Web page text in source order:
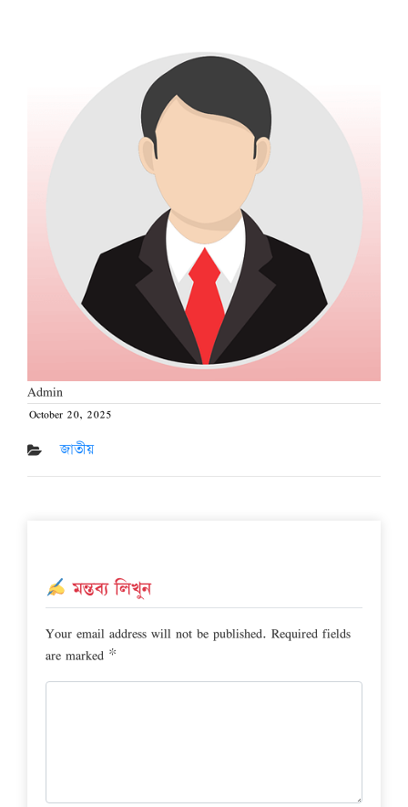
Admin
Posted
on
October 20, 2025
জাতীয়
মন্তব্য লিখুন
Your email address will not be published. Required fields
are marked *